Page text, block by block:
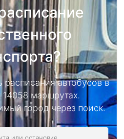
расписания автобусов в
14058 маршрутах.
город через поиск.